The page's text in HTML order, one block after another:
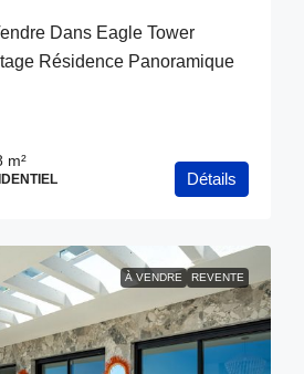
Dans Eagle Tower
Résidence Panoramique
m²
Détails
À VENDRE REVENTE